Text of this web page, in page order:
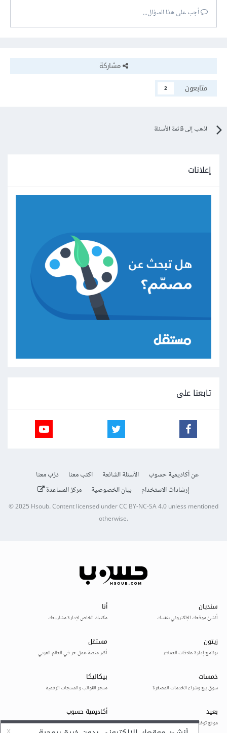
أجب على هذا السؤال...
مشاركة
متابعون
2
اذهب إلى قائمة الأسئلة
إعلانات
تابعنا على
عن أكاديمية حسوب الأسئلة الشائعة اكتب معنا
درّب معنا
إرشادات الاستخدام
بيان الخصوصية مركز المساعدة
© 2025Hsoub.Content licensed underCC BY-NC-SA 4.0unless mentioned
otherwise.